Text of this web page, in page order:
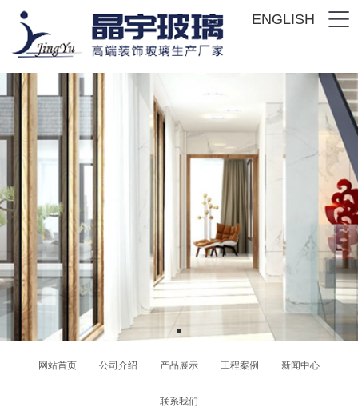
ENGLISH
网站首页 公司介绍 产品展示 工程案例 新闻中心
联系我们